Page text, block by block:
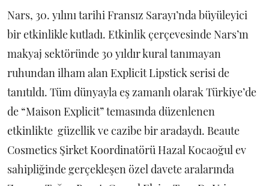
Nars, 30. yılını tarihi Fransız Sarayı’nda büyüleyici
bir etkinlikle kutladı. Etkinlik çerçevesinde Nars’ın
makyaj sektöründe 30 yıldır kural tanımayan
ruhundan ilham alan Explicit Lipstick serisi de
tanıtıldı. Tüm dünyayla eş zamanlı olarak Türkiye’de
de “Maison Explicit” temasında düzenlenen
etkinlikte güzellik ve cazibe bir aradaydı. Beaute
Cosmetics Şirket Koordinatörü Hazal Kocaoğul ev
sahipliğinde gerçekleşen özel davete aralarında